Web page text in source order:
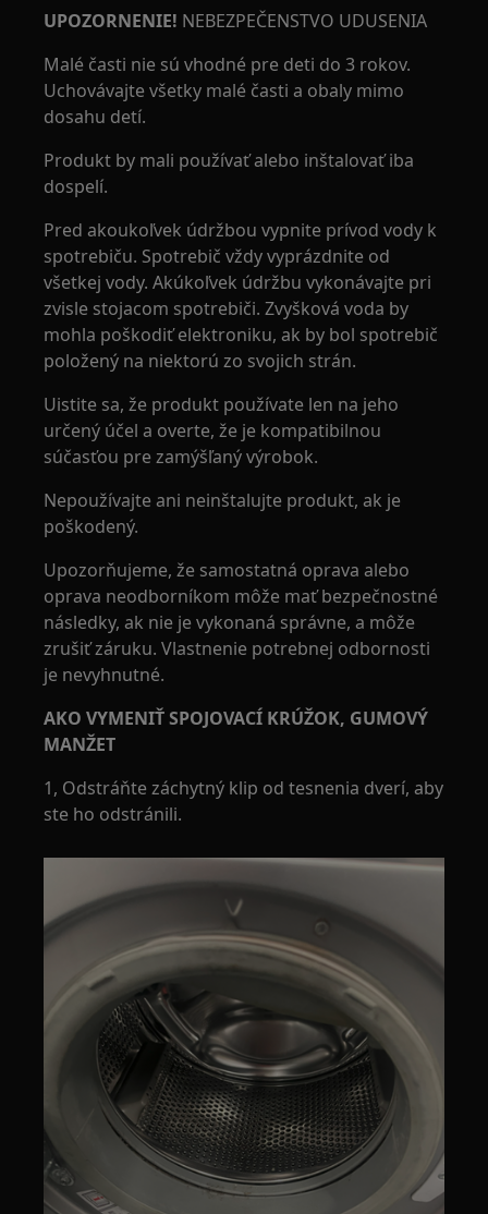
UPOZORNENIE! NEBEZPEČENSTVO UDUSENIA
Malé časti nie sú vhodné pre deti do 3 rokov.
Uchovávajte všetky malé časti a obaly mimo
dosahu detí.
Produkt by mali používať alebo inštalovať iba
dospelí.
Pred akoukoľvek údržbou vypnite prívod vody k
spotrebiču. Spotrebič vždy vyprázdnite od
všetkej vody. Akúkoľvek údržbu vykonávajte pri
zvisle stojacom spotrebiči. Zvyšková voda by
mohla poškodiť elektroniku, ak by bol spotrebič
položený na niektorú zo svojich strán.
Uistite sa, že produkt používate len na jeho
určený účel a overte, že je kompatibilnou
súčasťou pre zamýšľaný výrobok.
Nepoužívajte ani neinštalujte produkt, ak je
poškodený.
Upozorňujeme, že samostatná oprava alebo
oprava neodborníkom môže mať bezpečnostné
následky, ak nie je vykonaná správne, a môže
zrušiť záruku. Vlastnenie potrebnej odbornosti
je nevyhnutné.
AKO VYMENIŤ SPOJOVACÍ KRÚŽOK, GUMOVÝ
MANŽET
1, Odstráňte záchytný klip od tesnenia dverí, aby
ste ho odstránili.